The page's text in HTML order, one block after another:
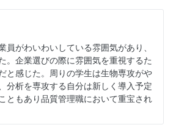
員がわいわいしている雰囲気があり、
。企業選びの際に雰囲気を重視するた
と感じた。周りの学生は生物専攻がや
分析を専攻する自分は新しく導入予定
ともあり品質管理職において重宝され